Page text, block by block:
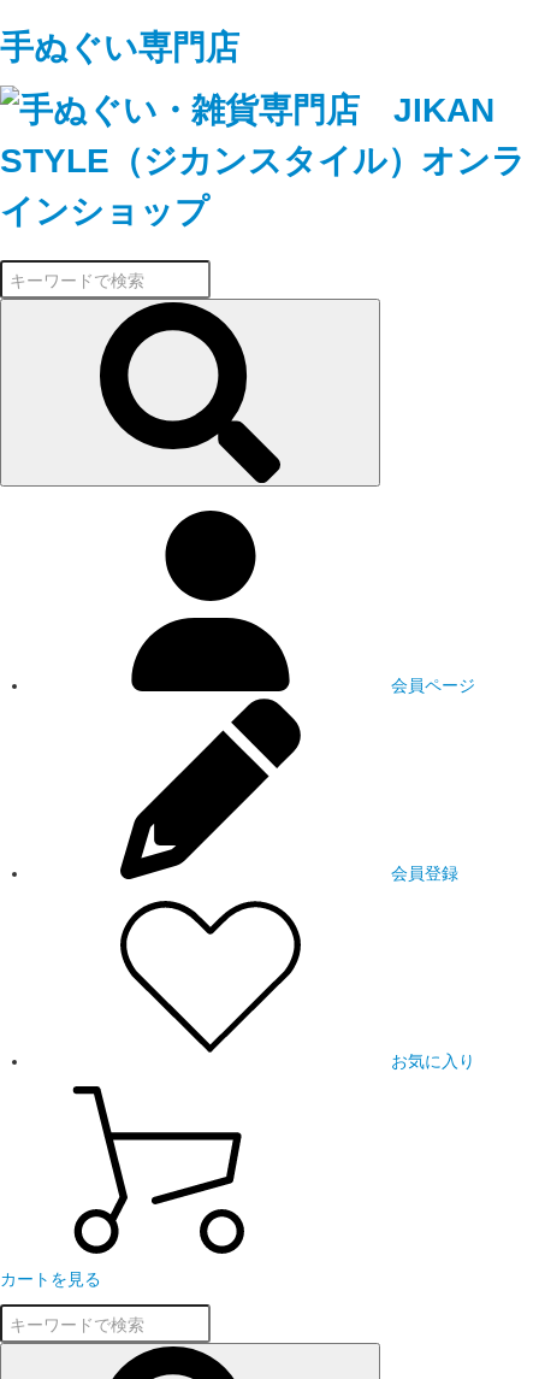
手ぬぐい専門店
会員ページ
会員登録
お気に入り
カートを見る